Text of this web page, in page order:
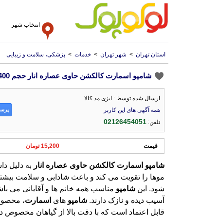
انتخاب شهر
استان تهران > شهر تهران > خدمات > پزشکی، سلامت و زیبایی
شامپو اسمارت کالکشن حاوی عصاره انار حجم 400 میل
ارسال شده توسط : ایزی مد کالا
همه آگهی های این کاربر
تلفن:02126454051
قیمت 15,200 تومان
شامپو اسمارت کالکشن حاوی عصاره انار
شود. این شامپو مناسب همه خانم ها و آقایانی می
آسیب دیده و نازک دارند. شامپو های اسمارت،
قابل اعتماد است که با
گرفته شده است که مو ها